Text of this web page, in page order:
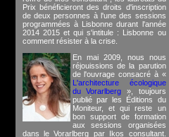
Prix bénéficieront des droits d'inscription
de deux personnes à l'une des sessions
programmées à Lisbonne durant l'année
2014 2015 et qui s'intitule : Lisbonne ou
comment résister à la crise.
En mai 2009, nous nous
réjouissions de la parution
de l'ouvrage consacré à «
L'architecture écologique
du Vorarlberg », toujours
publié par les Éditions du
Moniteur, et qui reste un
bon support de formation
aux sessions organisées
dans le Vorarlberg par Ikos consultant.